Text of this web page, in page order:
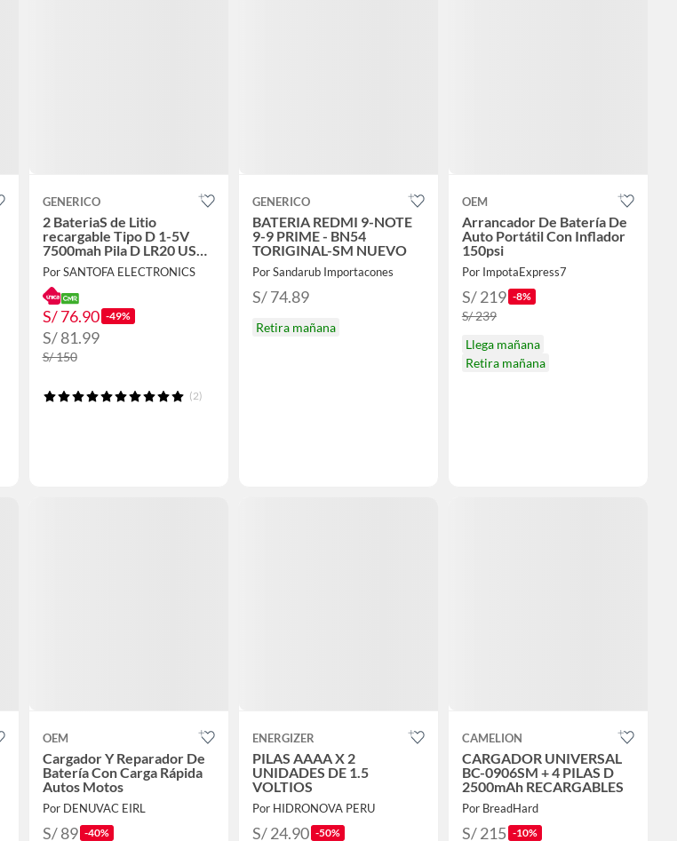
GENERICO
2 BateriaS de Litio
recargable Tipo D 1-5V
7500mah Pila D LR20 USB
C
Por SANTOFA ELECTRONICS
S/ 76.90 -49%
S/ 81.99
S/ 150
(2)
GENERICO
BATERIA REDMI 9-NOTE
9-9 PRIME - BN54
TORIGINAL-SM NUEVO
Por Sandarub Importacones
S/ 74.89
Retira mañana
OEM
Arrancador De Batería De
Auto Portátil Con Inflador
150psi
Por ImpotaExpress7
S/ 219 -8%
S/ 239
Llega mañana
Retira mañana
OEM
Cargador Y Reparador De
Batería Con Carga Rápida
Autos Motos
Por DENUVAC EIRL
S/ 89 -40%
ENERGIZER
PILAS AAAA X 2
UNIDADES DE 1.5
VOLTIOS
Por HIDRONOVA PERU
S/ 24.90 -50%
CAMELION
CARGADOR UNIVERSAL
BC-0906SM + 4 PILAS D
2500mAh RECARGABLES
Por BreadHard
S/ 215 -10%